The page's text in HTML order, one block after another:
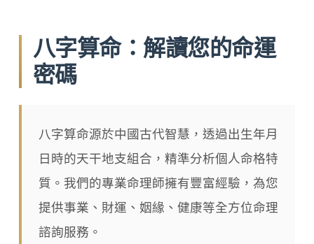
八字算命：解讀您的命運
密碼
八字算命源於中國古代智慧，透過出生年月
日時的天干地支組合，精準分析個人命格特
質。我們的專業命理師擁有豐富經驗，為您
提供事業、財運、姻緣、健康等全方位命理
諮詢服務。